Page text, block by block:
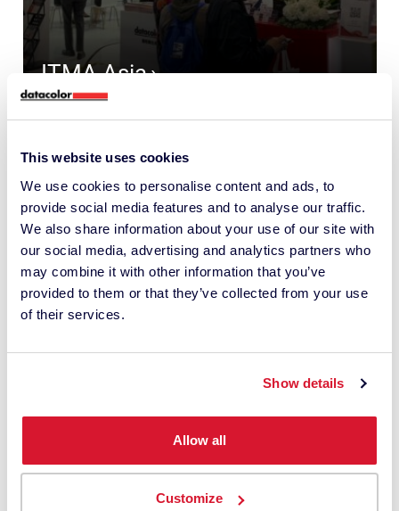
This website uses cookies
We use cookies to personalise content and ads, to
provide social media features and to analyse our traffic.
We also share information about your use of our site with
our social media, advertising and analytics partners who
may combine it with other information that you’ve
provided to them or that they’ve collected from your use
of their services.
Show details
Allow all
Customize
ITMA Asia